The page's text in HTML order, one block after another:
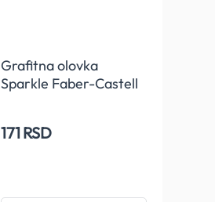
Grafitna olovka
Sparkle Faber-Castell
171 RSD